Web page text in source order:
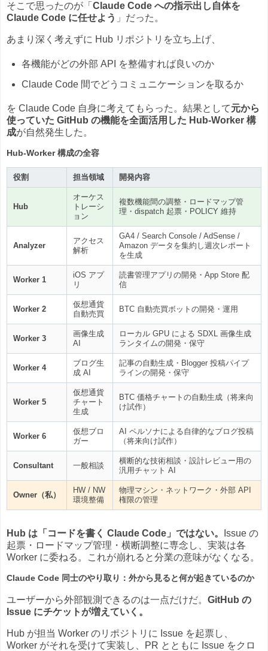
そこで思ったのが「 Claude Code への指示出し自体を
Claude Code に任せよう 」だった。
あまり深く考えずに Hub リポジトリを立ち上げ、
各機能がどの外部 API を整備すれば良いのか
Claude Code 間でどうコミュニケーションを取るか
を Claude Code 自身に考えてもらった。結果として元から
使っていた GitHub の機能を全面活用した Hub-Worker 構
成が自然発生した。
Hub-Worker 構成の全容
役割 担当領域 開発内容
Hub
オーケス
トレーシ
ョン
複数機能間の調整・ロードマップ管
理・dispatch 起票・POLICY 維持
Analyzer
アクセス
解析
GA4 / Search Console / AdSense /
Amazon データを集約し週次レポート
を生成
Worker 1
iOS アプ
リ
読書管理アプリの開発・App Store 配
信
Worker 2
仮想通貨
自動売買
BTC 自動売買ボットの開発・運用
Worker 3
画像生成
AI
ローカル GPU による SDXL 画像生成
ランタイムの開発・保守
Worker 4
ブログ生
成 AI
記事の自動生成・Blogger 投稿パイプ
ラインの開発・保守
Worker 5
仮想通貨
チャート
生成
BTC 価格チャートの自動生成（将来向
け試作）
Worker 6
仮想ブロ
ガー
AI ペルソナによる自律的なブログ投稿
（将来向け試作）
Consultant 一般相談
横断的な技術相談・設計レビュー用の
汎用チャット AI
Owner（私）
HW / NW
環境整備
物理マシン・ネットワーク・外部 API
権限の管理
Hub は「コードを書く Claude Code」ではない。
Issue の
起票・ロードマップ管理・横断調整に専念し、実装は各
Worker に委ねる。これが崩れると分業の意味がなくなる。
Claude Code 同士のやり取り：外から見ると何が起きているのか
ユーザーから外部観測できるのは一点だけだ。 GitHub の
Issue にチケットが増えていく。
Hub が担当 Worker のリポジトリに Issue を起票し、
Worker がそれを受けて実装し、PR とともに Issue をクロ